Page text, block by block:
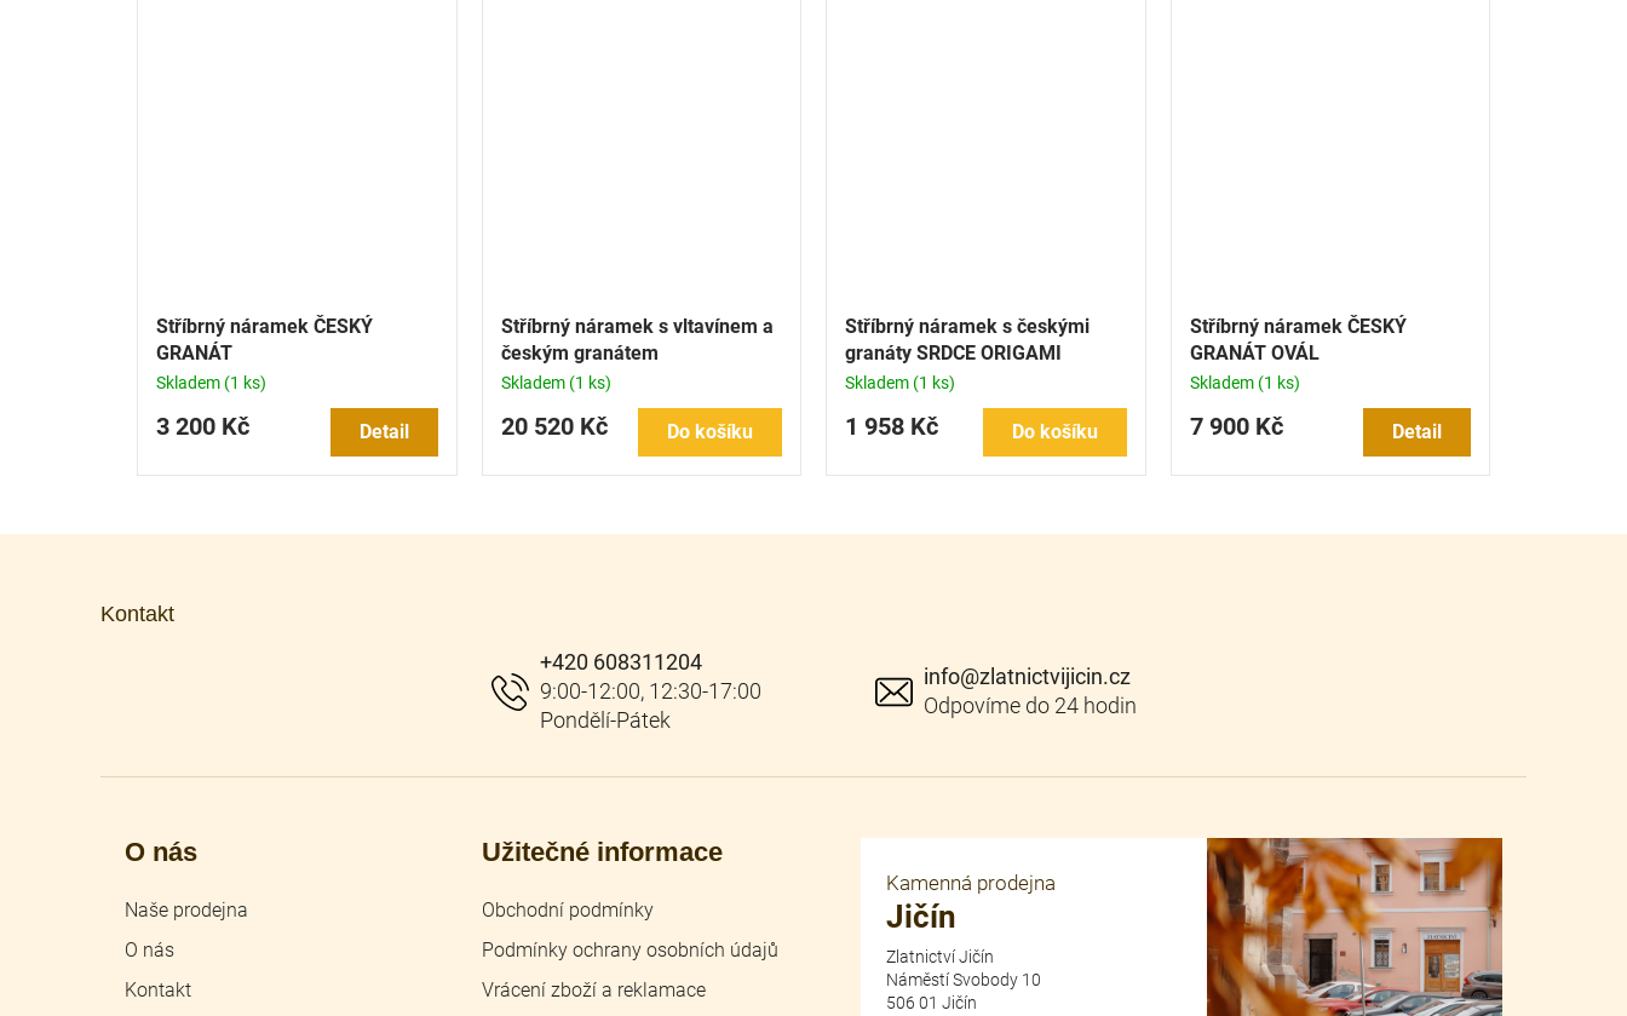
Stříbrný náramek ČESKÝ
GRANÁT
Skladem (1 ks)
3 200 Kč Detail
Stříbrný náramek s vltavínem a
českým granátem
Skladem (1 ks)
20 520 Kč Do košíku
Stříbrný náramek s českými
granáty SRDCE ORIGAMI
Skladem (1 ks)
1 958 Kč Do košíku
Stříbrný náramek ČESKÝ
GRANÁT OVÁL
Skladem (1 ks)
7 900 Kč Detail
Kontakt
info@zlatnictvijicin.cz
+420 608311204
O nás
Naše prodejna
O nás
Kontakt
Užitečné informace
Obchodní podmínky
Podmínky ochrany osobních údajů
Vrácení zboží a reklamace
Kamenná prodejna
Jičín
Zlatnictví Jičín
Náměstí Svobody 10
506 01 Jičín